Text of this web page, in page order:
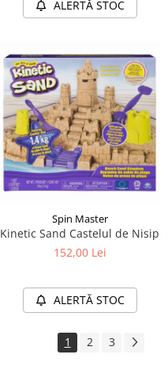
ALERTĂ STOC
Spin Master
Kinetic Sand Castelul de Nisip
152,00 Lei
ALERTĂ STOC
1 2 3